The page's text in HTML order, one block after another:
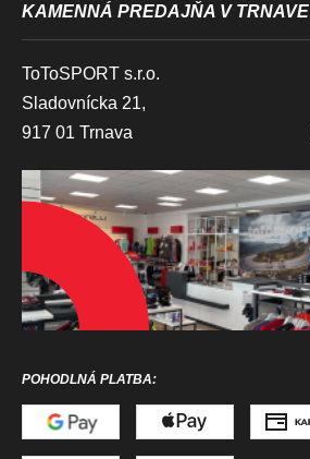
KAMENNÁ PREDAJŇA V TRNAVE
ToToSPORT s.r.o.
Sladovnícka 21,
917 01 Trnava
POHODLNÁ PLATBA: